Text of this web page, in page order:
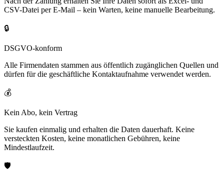
CSV-Datei per E-Mail – kein Warten, keine manuelle Bearbeitung.
🔒
DSGVO-konform
Alle Firmendaten stammen aus öffentlich zugänglichen Quellen und
dürfen für die geschäftliche Kontaktaufnahme verwendet werden.
💰
Kein Abo, kein Vertrag
Sie kaufen einmalig und erhalten die Daten dauerhaft. Keine
versteckten Kosten, keine monatlichen Gebühren, keine
Mindestlaufzeit.
🛡️